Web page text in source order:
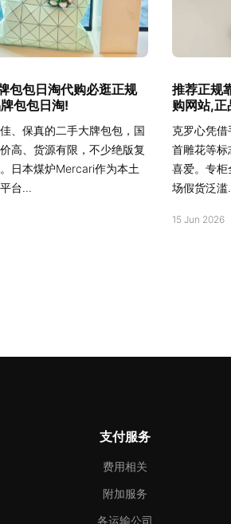
包包日淘代购必逛正规
包包日淘!
、保真的二手大牌包包，国
高、货源有限，不少绝版复
日本煤炉Mercari作为本土
台...
推荐正规
购网站,正
克罗心凭
首雕花等
喜爱。专
场假货泛滥
15 Jun 2026
支付服务
费用相关
附加服务
各运输公司